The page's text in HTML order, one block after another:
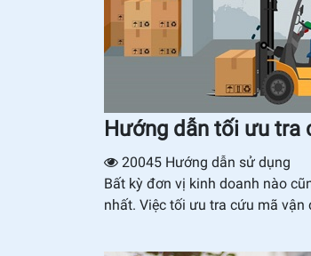
Hướng dẫn tối ưu tra
20045 Hướng dẫn sử dụng
Bất kỳ đơn vị kinh doanh nào
nhất. Việc tối ưu tra cứu mã